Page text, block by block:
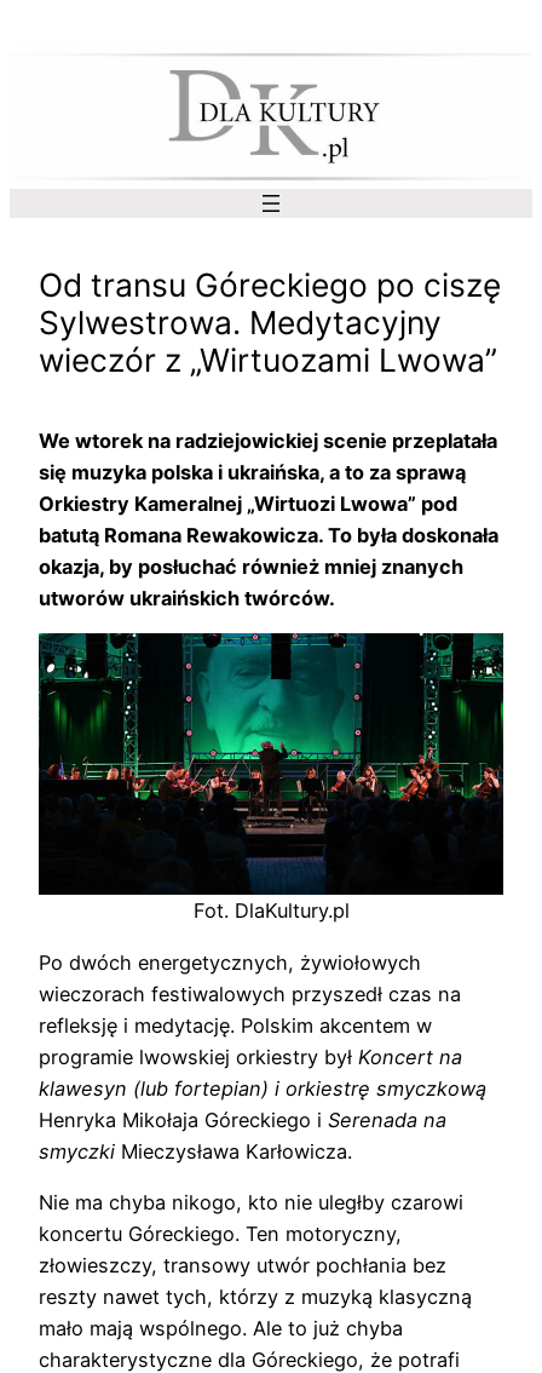
Od transu Góreckiego po ciszę
Sylwestrowa. Medytacyjny
wieczór z „Wirtuozami Lwowa”
We wtorek na radziejowickiej scenie przeplatała
się muzyka polska i ukraińska, a to za sprawą
Orkiestry Kameralnej „Wirtuozi Lwowa” pod
batutą Romana Rewakowicza. To była doskonała
okazja, by posłuchać również mniej znanych
utworów ukraińskich twórców.
Fot. DlaKultury.pl
Po dwóch energetycznych, żywiołowych
wieczorach festiwalowych przyszedł czas na
refleksję i medytację. Polskim akcentem w
programie lwowskiej orkiestry był Koncert na
klawesyn (lub fortepian) i orkiestrę smyczkową
Henryka Mikołaja Góreckiego i Serenada na
smyczki Mieczysława Karłowicza.
Nie ma chyba nikogo, kto nie uległby czarowi
koncertu Góreckiego. Ten motoryczny,
złowieszczy, transowy utwór pochłania bez
reszty nawet tych, którzy z muzyką klasyczną
mało mają wspólnego. Ale to już chyba
charakterystyczne dla Góreckiego, że potrafi